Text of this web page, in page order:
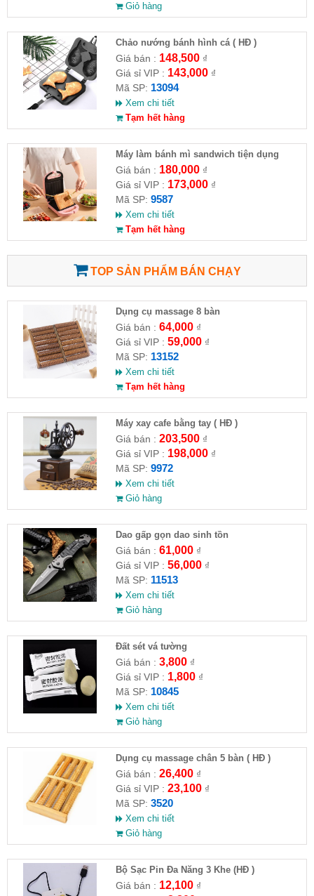
Giỏ hàng
Chảo nướng bánh hình cá ( HĐ )
Giá bán : 148,500₫
Giá sỉ VIP : 143,000₫
Mã SP: 13094
Xem chi tiết
Tạm hết hàng
Máy làm bánh mì sandwich tiện dụng
Giá bán : 180,000₫
Giá sỉ VIP : 173,000₫
Mã SP: 9587
Xem chi tiết
Tạm hết hàng
TOP SẢN PHẨM BÁN CHẠY
Dụng cụ massage 8 bàn
Giá bán : 64,000₫
Giá sỉ VIP : 59,000₫
Mã SP: 13152
Xem chi tiết
Tạm hết hàng
Máy xay cafe bằng tay ( HĐ )
Giá bán : 203,500₫
Giá sỉ VIP : 198,000₫
Mã SP: 9972
Xem chi tiết
Giỏ hàng
Dao gấp gọn dao sinh tồn
Giá bán : 61,000₫
Giá sỉ VIP : 56,000₫
Mã SP: 11513
Xem chi tiết
Giỏ hàng
Đất sét vá tường
Giá bán : 3,800₫
Giá sỉ VIP : 1,800₫
Mã SP: 10845
Xem chi tiết
Giỏ hàng
Dụng cụ massage chân 5 bàn ( HĐ )
Giá bán : 26,400₫
Giá sỉ VIP : 23,100₫
Mã SP: 3520
Xem chi tiết
Giỏ hàng
Bộ Sạc Pin Đa Năng 3 Khe (HĐ )
Giá bán : 12,100₫